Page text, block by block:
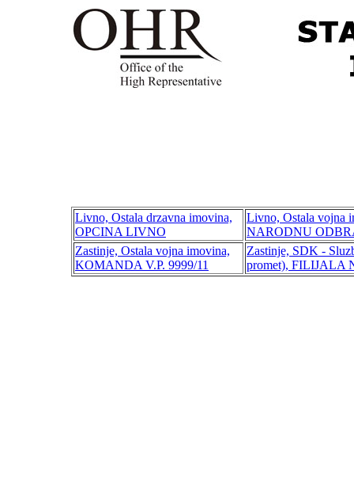
Livno, Ostala drzavna imovina,
OPCINA LIVNO
Livno, Ostala vojna
NARODNU
Zastinje, Ostala vojna imovina,
KOMANDA V.P. 9999/11
Zastinje, SDK -
promet), FILIJALA